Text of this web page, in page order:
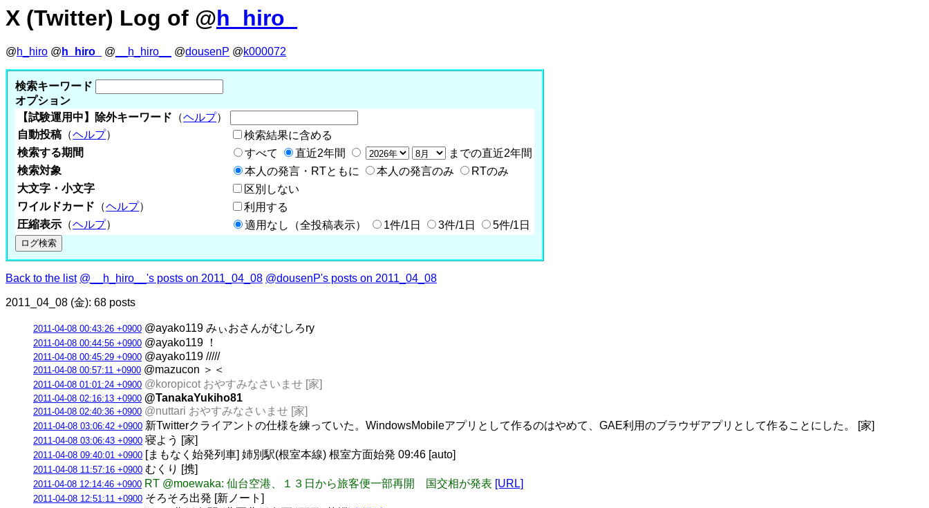
X (Twitter) Log of @h_hiro_
@h_hiro @ h_hiro_ @ __h_hiro__ @dousenP @k000072
検索キーワード
オプション
【試験運用中】除外キーワード （ヘルプ）
自動投稿 （ヘルプ）
検索結果に含める
検索する期間
すべて 直近2年間
までの直近2年間
検索対象
本人の発言・RTともに 本人の発言のみ
RTのみ
大文字・小文字
区別しない
ワイルドカード （ヘルプ）
利用する
圧縮表示 （ヘルプ） 適用なし（全投稿表示） 1件/1日 3件/1日 5件/1日
Back to the list @__h_hiro__'s posts on 2011_04_08 @dousenP's posts on 2011_04_08
2011_04_08 (金): 68 posts
2011-04-08 00:43:26 +0900 @ayako119 みぃおさんがむしろry
2011-04-08 00:44:56 +0900 @ayako119 ！
2011-04-08 00:45:29 +0900 @ayako119 /////
2011-04-08 00:57:11 +0900 @mazucon ＞＜
2011-04-08 01:01:24 +0900 @koropicot おやすみなさいませ [家]
2011-04-08 02:16:13 +0900 @TanakaYukiho81
2011-04-08 02:40:36 +0900 @nuttari おやすみなさいませ [家]
2011-04-08 03:06:42 +0900 新Twitterクライアントの仕様を練っていた。WindowsMobileアプリとして作るのはやめて、GAE利用のブラウザアプリとして作ることにした。 [家]
2011-04-08 03:06:43 +0900 寝よう [家]
2011-04-08 09:40:01 +0900 [まもなく始発列車] 姉別駅(根室本線) 根室方面始発 09:46 [auto]
2011-04-08 11:57:16 +0900 むくり [携]
2011-04-08 12:14:46 +0900 RT @moewaka: 仙台空港、１３日から旅客便一部再開 国交相が発表 [URL]
2011-04-08 12:51:11 +0900 そろそろ出発 [新ノート]